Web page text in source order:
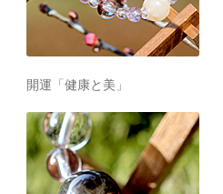
開運「健康と美」